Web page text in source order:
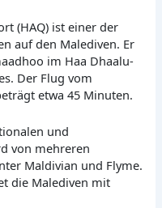
(HAQ) ist einer der
auf den Malediven. Er
im Haa Dhaalu-
Der Flug vom
etwa 45 Minuten.
und
von mehreren
Maldivian und Flyme.
die Malediven mit